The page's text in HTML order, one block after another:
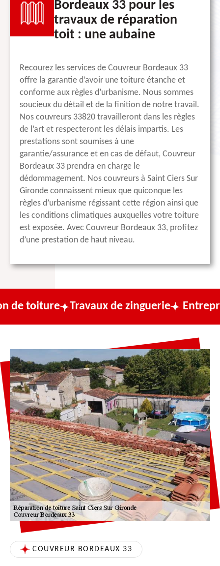
Bordeaux 33 pour les
travaux de réparation
toit : une aubaine
Recourez les services de Couvreur Bordeaux 33
offre la garantie d’avoir une toiture étanche et
conforme aux règles d’urbanisme. Nous sommes
soucieux du détail et de la finition de notre travail.
Nos couvreurs 33820 travailleront dans les règles
de l’art et respecteront les délais impartis. Les
prestations sont soumises à une
garantie/assurance et en cas de défaut, Couvreur
Bordeaux 33 prendra en charge le
dédommagement. Nos couvreurs à Saint Ciers Sur
Gironde connaissent mieux que quiconque les
règles d’urbanisme régissant cette région ainsi que
les conditions climatiques auxquelles votre toiture
est exposée. Avec Couvreur Bordeaux 33, profitez
d’une prestation de haut niveau.
Travaux de zinguerie Entreprise de
COUVREUR BORDEAUX 33